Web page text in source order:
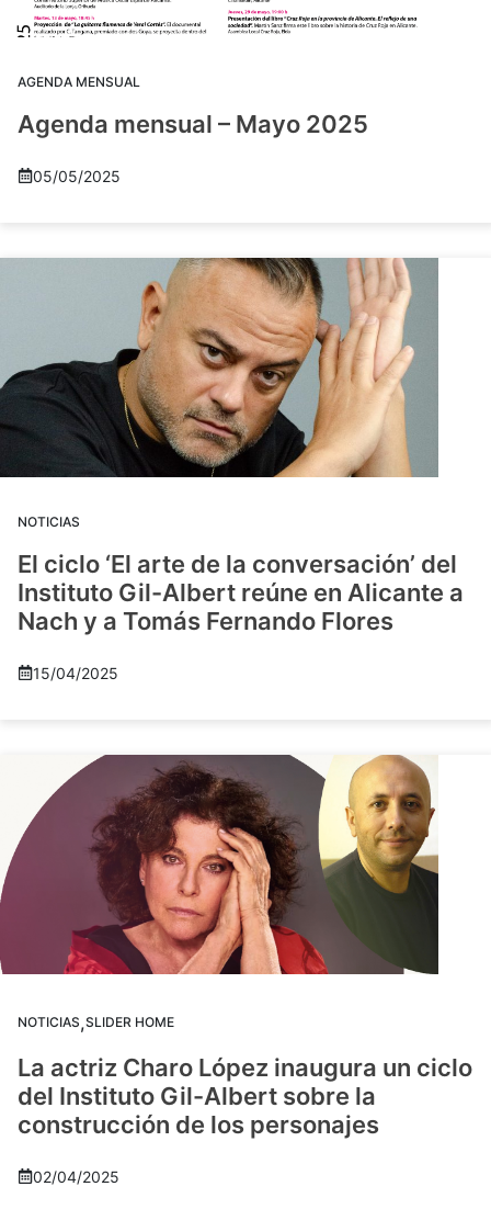
AGENDA MENSUAL
Agenda mensual – Mayo 2025
05/05/2025
NOTICIAS
El ciclo ‘El arte de la conversación’ del
Instituto Gil-Albert reúne en Alicante a
Nach y a Tomás Fernando Flores
15/04/2025
NOTICIAS,SLIDER HOME
La actriz Charo López inaugura un ciclo
del Instituto Gil-Albert sobre la
construcción de los personajes
02/04/2025